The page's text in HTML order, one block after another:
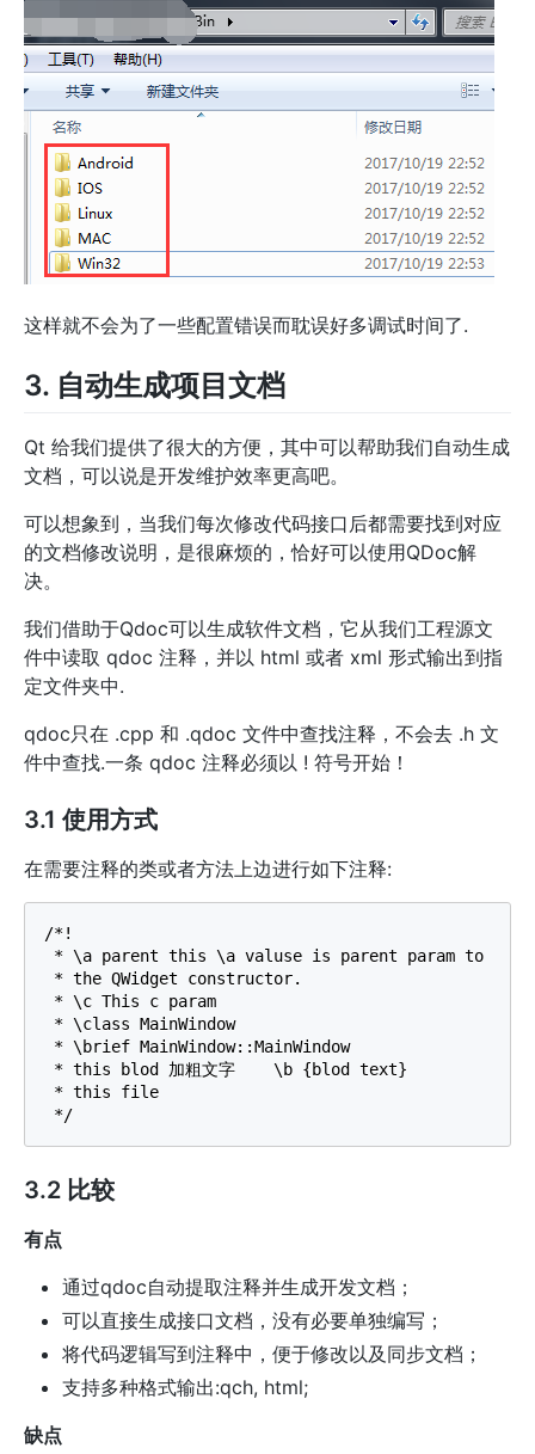
这样就不会为了一些配置错误而耽误好多调试时间了.
3. 自动生成项目文档
Qt 给我们提供了很大的方便，其中可以帮助我们自动生成
文档，可以说是开发维护效率更高吧。
可以想象到，当我们每次修改代码接口后都需要找到对应
的文档修改说明，是很麻烦的，恰好可以使用QDoc解
决。
我们借助于Qdoc可以生成软件文档，它从我们工程源文
件中读取 qdoc 注释，并以 html 或者 xml 形式输出到指
定文件夹中.
qdoc只在 .cpp 和 .qdoc 文件中查找注释，不会去 .h 文
件中查找.一条 qdoc 注释必须以 ! 符号开始！
3.1 使用方式
在需要注释的类或者方法上边进行如下注释:
/*!
* \a parent this \a valuse is parent param to
* the QWidget constructor.
* \c This c param
* \class MainWindow
* \brief MainWindow::MainWindow
* this blod 加粗文字    \b {blod text}
* this file
3.2 比较
有点
通过qdoc自动提取注释并生成开发文档；
可以直接生成接口文档，没有必要单独编写；
将代码逻辑写到注释中，便于修改以及同步文档；
支持多种格式输出:qch, html;
缺点